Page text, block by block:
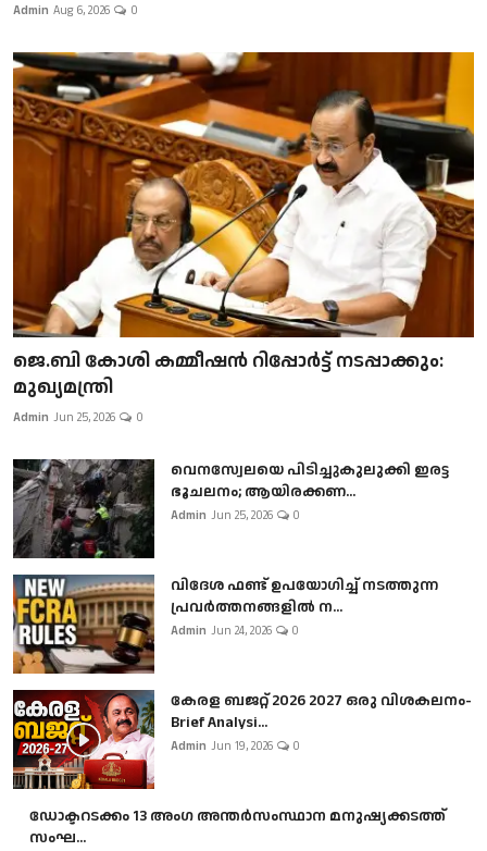
Admin Aug 6, 2026 0
ജെ.ബി കോശി കമ്മീഷൻ റിപ്പോർട്ട് നടപ്പാക്കും:
മുഖ്യമന്ത്രി
Admin Jun 25, 2026 0
വെനസ്വേലയെ പിടിച്ചുകുലുക്കി ഇരട്ട
ഭൂചലനം; ആയിരക്കണ...
Admin Jun 25, 2026 0
വിദേശ ഫണ്ട് ഉപയോഗിച്ച് നടത്തുന്ന
പ്രവർത്തനങ്ങളിൽ ന...
Admin Jun 24, 2026 0
കേരള ബജറ്റ് 2026 2027 ഒരു വിശകലനം-
Brief Analysi...
Admin Jun 19, 2026 0
ഡോക്ടറടക്കം 13 അംഗ അന്തർസംസ്ഥാന മനുഷ്യക്കടത്ത്
സംഘ...